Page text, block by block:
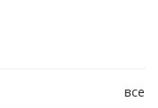
все